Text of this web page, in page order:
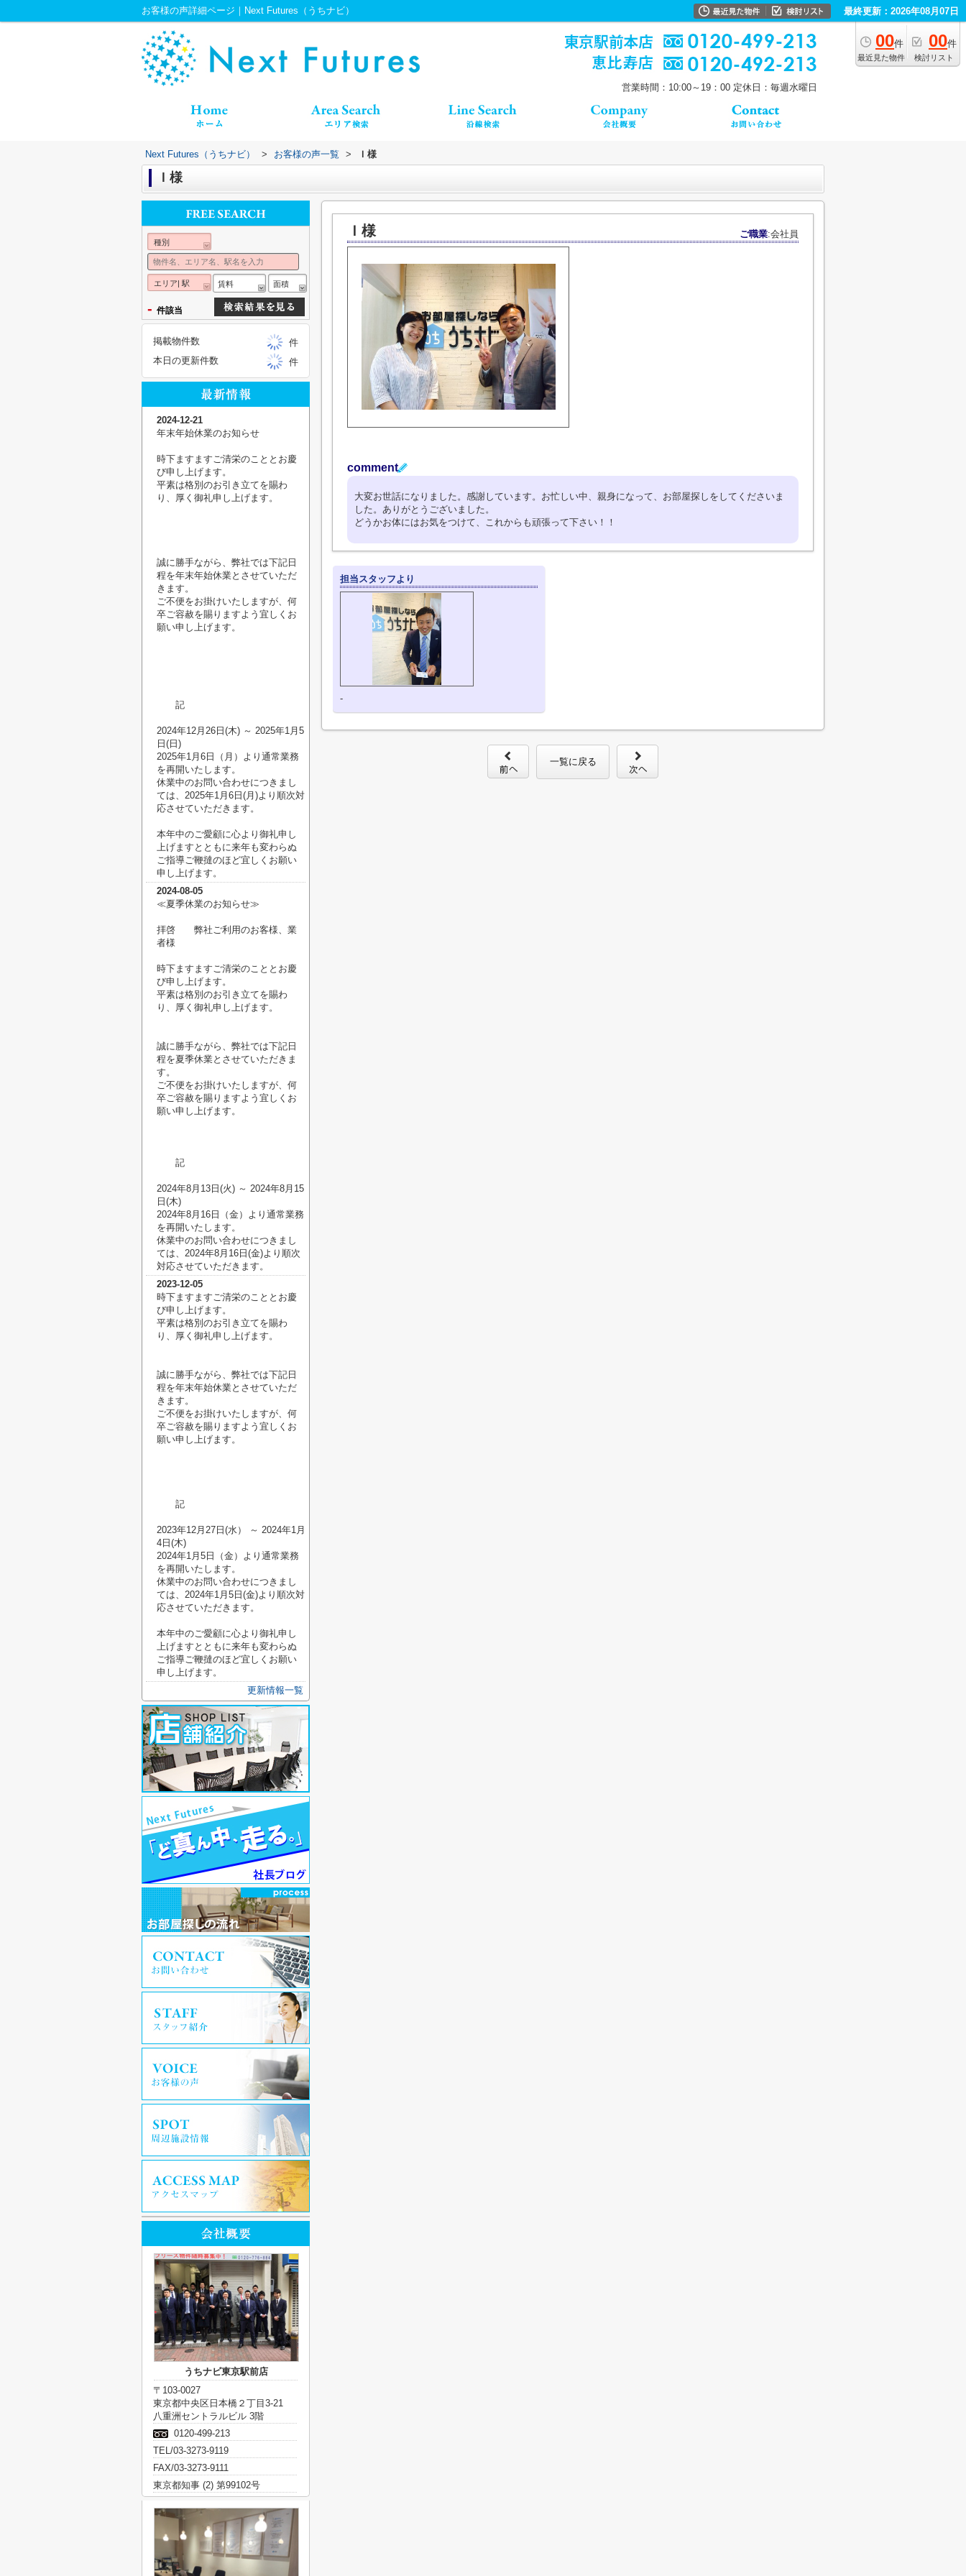
お客様の声詳細ページ｜Next Futures（うちナビ） 最終更新：2026年08月07日
00件
最近見た物件
00件
検討リスト
営業時間：10:00～19：00 定休日：毎週水曜日
Next Futures（うちナビ） > お客様の声一覧 > Ｉ様
Ｉ様
Ｉ様 ご職業:会社員
comment
大変お世話になりました。感謝しています。お忙しい中、親身になって、お部屋探しをしてくださいま
した。ありがとうございました。
どうかお体にはお気をつけて、これからも頑張って下さい！！
担当スタッフより
-
一覧に戻る
種別
エリア| 駅 賃料 面積
- 件該当
掲載物件数
件
本日の更新件数
件
2024-12-21
年末年始休業のお知らせ
時下ますますご清栄のこととお慶
び申し上げます。
平素は格別のお引き立てを賜わ
り、厚く御礼申し上げます。
誠に勝手ながら、弊社では下記日
程を年末年始休業とさせていただ
きます。
ご不便をお掛けいたしますが、何
卒ご容赦を賜りますよう宜しくお
願い申し上げます。
記
2024年12月26日(木) ～ 2025年1月5
日(日)
2025年1月6日（月）より通常業務
を再開いたします。
休業中のお問い合わせにつきまし
ては、2025年1月6日(月)より順次対
応させていただきます。
本年中のご愛顧に心より御礼申し
上げますとともに来年も変わらぬ
ご指導ご鞭撻のほど宜しくお願い
申し上げます。
2024-08-05
≪夏季休業のお知らせ≫
拝啓 弊社ご利用のお客様、業
者様
時下ますますご清栄のこととお慶
び申し上げます。
平素は格別のお引き立てを賜わ
り、厚く御礼申し上げます。
誠に勝手ながら、弊社では下記日
程を夏季休業とさせていただきま
す。
ご不便をお掛けいたしますが、何
卒ご容赦を賜りますよう宜しくお
願い申し上げます。
記
2024年8月13日 (火) ～ 2024年8月15
日 (木)
2024年8月16日（金）より通常業務
を再開いたします。
休業中のお問い合わせにつきまし
ては、 2024年8月16日 (金)より順次
対応させていただきます。
2023-12-05
時下ますますご清栄のこととお慶
び申し上げます。
平素は格別のお引き立てを賜わ
り、厚く御礼申し上げます。
誠に勝手ながら、弊社では下記日
程を年末年始休業とさせていただ
きます。
ご不便をお掛けいたしますが、何
卒ご容赦を賜りますよう宜しくお
願い申し上げます。
記
2023年12月27日(水） ～ 2024年1月
4日(木)
2024年1月5日（金）より通常業務
を再開いたします。
休業中のお問い合わせにつきまし
ては、2024年1月5日(金)より順次対
応させていただきます。
本年中のご愛顧に心より御礼申し
上げますとともに来年も変わらぬ
ご指導ご鞭撻のほど宜しくお願い
申し上げます。
更新情報一覧
うちナビ東京駅前店
〒103-0027
東京都中央区日本橋２丁目3-21
八重洲セントラルビル 3階
0120-499-213
TEL/03-3273-9119
FAX/03-3273-9111
東京都知事 (2) 第99102号